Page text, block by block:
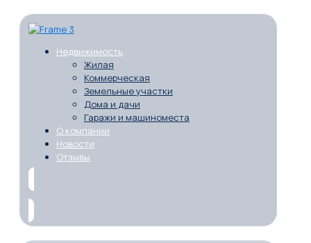
Недвижимость
Жилая
Коммерческая
Земельные участки
Дома и дачи
Гаражи и машиноместа
О компании
Новости
Отзывы